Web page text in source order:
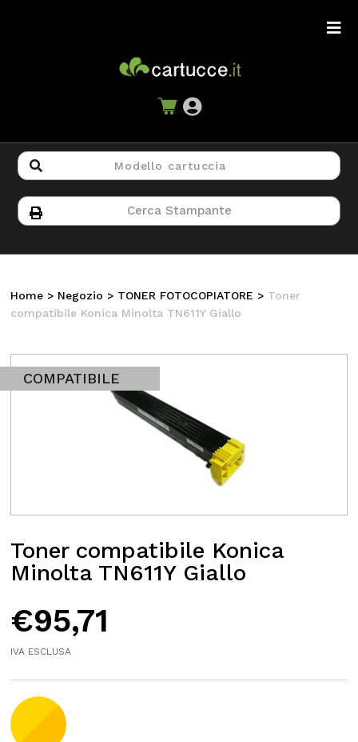
Home > Negozio > TONER FOTOCOPIATORE > Toner
compatibile Konica Minolta TN611Y Giallo
COMPATIBILE
Toner compatibile Konica
Minolta TN611Y Giallo
€95,71
IVA ESCLUSA